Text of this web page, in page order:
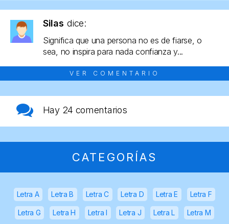
Silas dice:
Significa que una persona no es de fiarse, o
sea, no inspira para nada confianza y...
VER COMENTARIO
Hay 24 comentarios
CATEGORÍAS
Letra A Letra B Letra C Letra D Letra E Letra F
Letra G Letra H Letra I Letra J Letra L Letra M